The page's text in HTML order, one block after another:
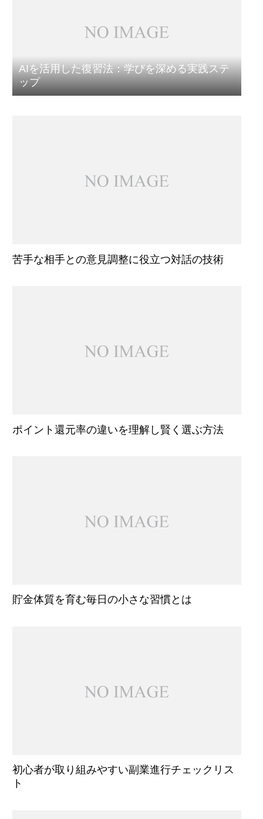
AIを活用した復習法：学びを深める実践ステ
ップ
苦手な相手との意見調整に役立つ対話の技術
ポイント還元率の違いを理解し賢く選ぶ方法
貯金体質を育む毎日の小さな習慣とは
初心者が取り組みやすい副業進行チェックリス
ト